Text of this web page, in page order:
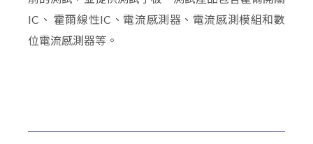
IC、 霍爾線性IC、電流感測器、電流感測模組和數
位電流感測器等。